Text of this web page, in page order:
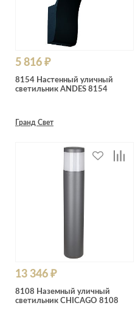
5 816 ₽
8154 Настенный уличный
светильник ANDES 8154
Гранд Свет
13 346 ₽
8108 Наземный уличный
светильник CHICAGO 8108